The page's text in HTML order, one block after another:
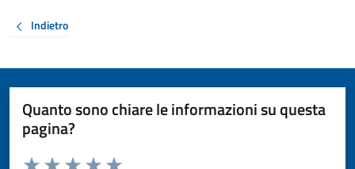
Indietro
Quanto sono chiare le informazioni su questa
pagina?
Valuta da 1 a 5 stelle la pagina